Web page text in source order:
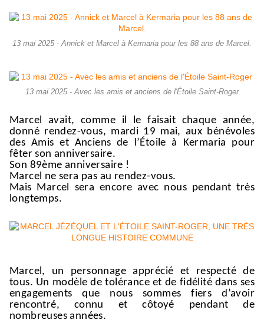
13 mai 2025 - Annick et Marcel à Kermaria pour les 88 ans de Marcel.
13 mai 2025 - Avec les amis et anciens de l'Étoile Saint-Roger
Marcel avait, comme il le faisait chaque année,
donné rendez-vous, mardi 19 mai, aux bénévoles
des Amis et Anciens de l’Étoile à Kermaria pour
fêter son anniversaire.
Son 89ème anniversaire !
Marcel ne sera pas au rendez-vous.
Mais Marcel sera encore avec nous pendant très
longtemps.
Marcel, un personnage apprécié et respecté de
tous. Un modèle de tolérance et de fidélité dans ses
engagements que nous sommes fiers d’avoir
rencontré, connu et côtoyé pendant de
nombreuses années.